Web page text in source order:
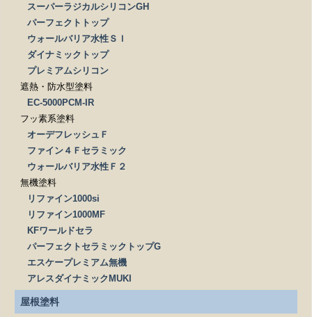
スーパーラジカルシリコンGH
パーフェクトトップ
ウォールバリア水性ＳＩ
ダイナミックトップ
プレミアムシリコン
遮熱・防水型塗料
EC-5000PCM-IR
フッ素系塗料
オーデフレッシュＦ
ファイン４Ｆセラミック
ウォールバリア水性Ｆ２
無機塗料
リファイン1000si
リファイン1000MF
KFワールドセラ
パーフェクトセラミックトップG
エスケープレミアム無機
アレスダイナミックMUKI
屋根塗料